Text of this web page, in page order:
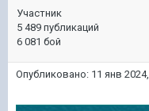
Участник
5 489 публикаций
6 081 бой
Опубликовано: 11 янв